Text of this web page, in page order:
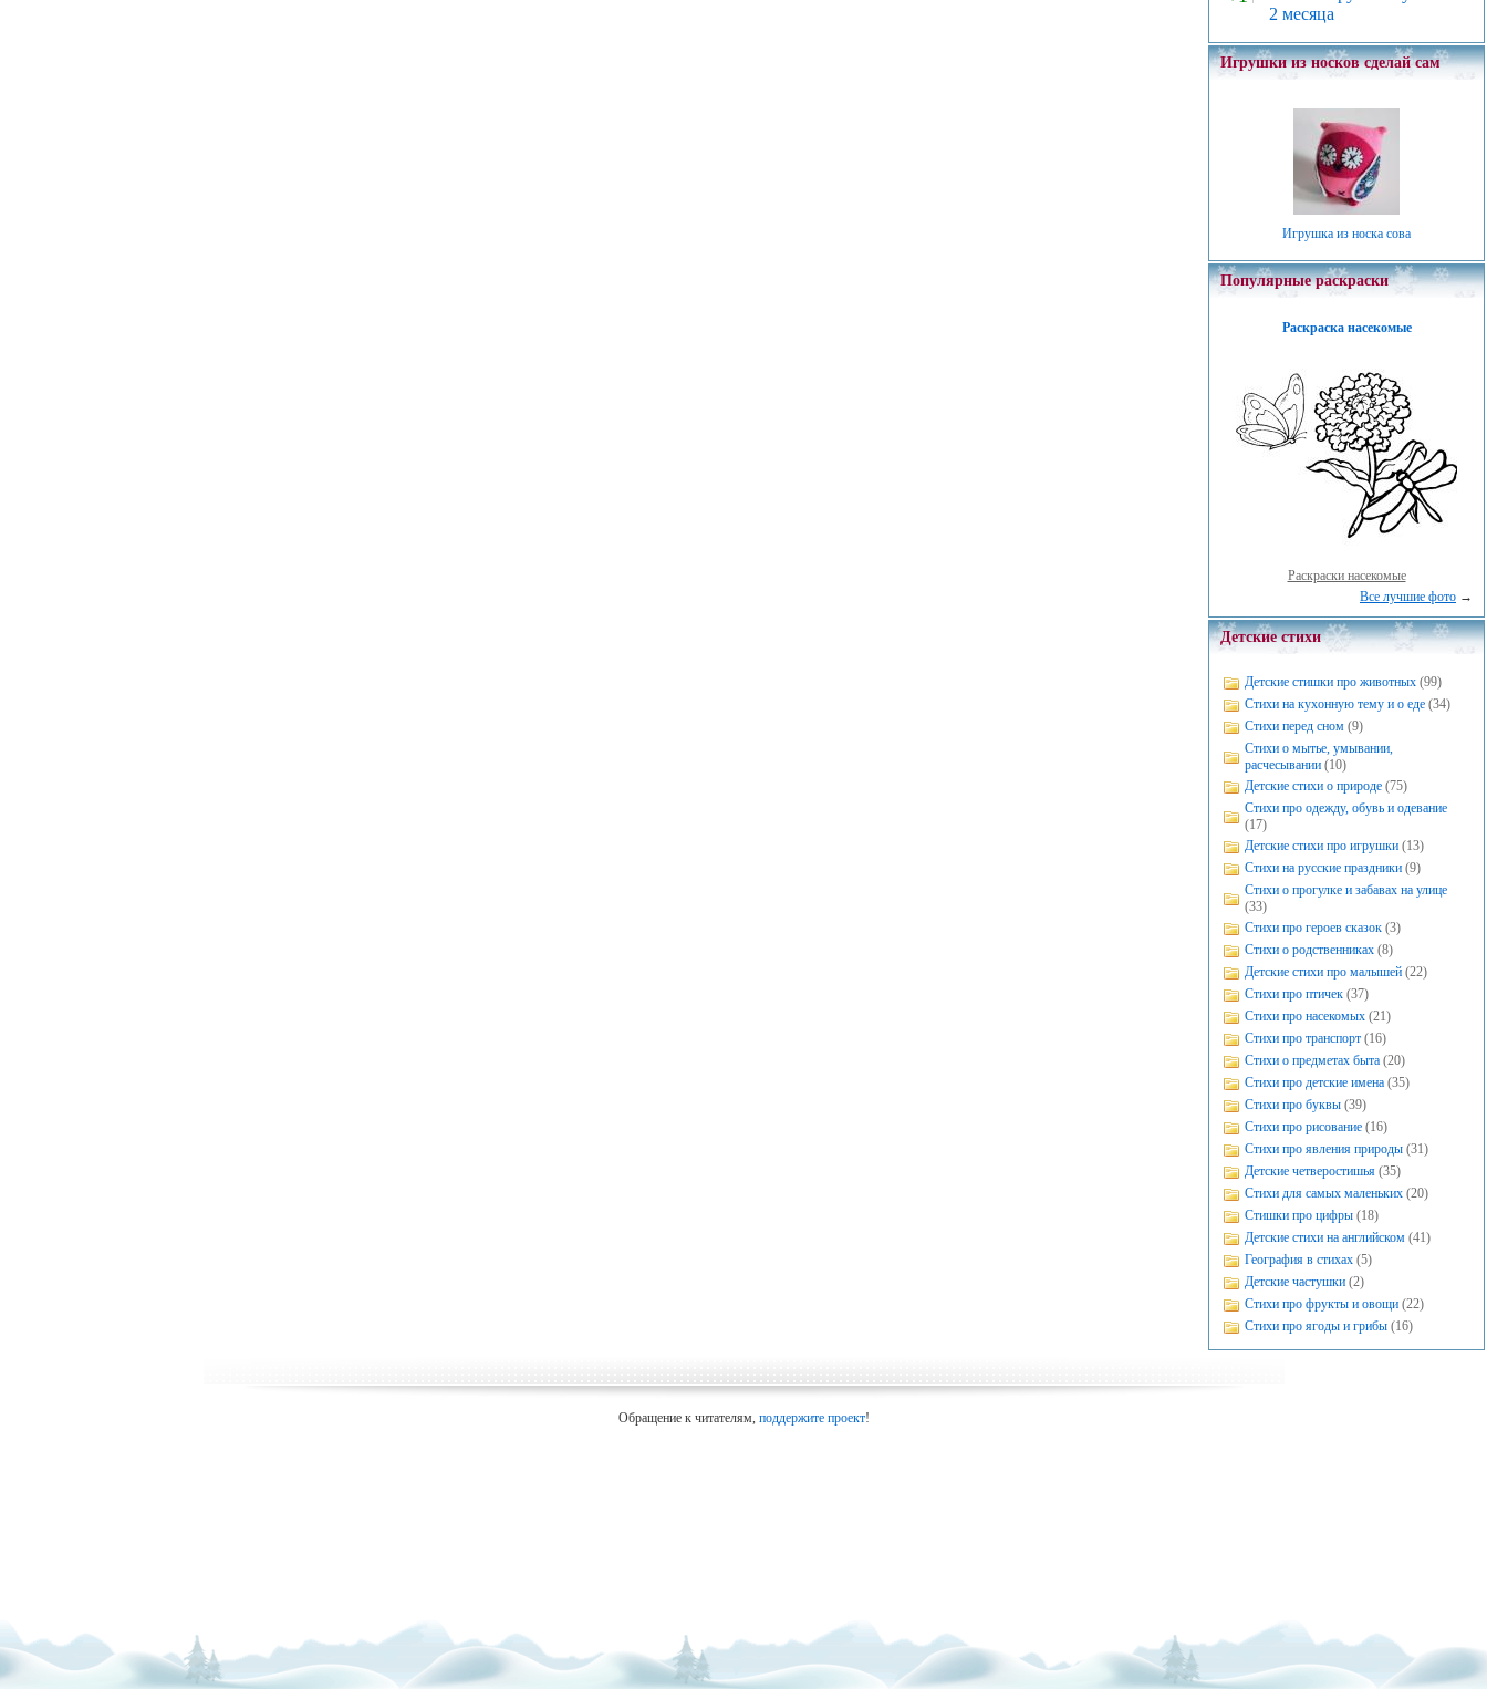
2 месяца
Игрушки из носков сделай сам
Игрушка из носка сова
Популярные раскраски
Раскраска насекомые
Раскраски насекомые
Все лучшие фото →
Детские стихи
Детские стишки про животных (99)
Стихи на кухонную тему и о еде (34)
Стихи перед сном (9)
Стихи о мытье, умывании,
расчесывании (10)
Детские стихи о природе (75)
Стихи про одежду, обувь и одевание
(17)
Детские стихи про игрушки (13)
Стихи на русские праздники (9)
Стихи о прогулке и забавах на улице
(33)
Стихи про героев сказок (3)
Стихи о родственниках (8)
Детские стихи про малышей (22)
Стихи про птичек (37)
Стихи про насекомых (21)
Стихи про транспорт (16)
Стихи о предметах быта (20)
Стихи про детские имена (35)
Стихи про буквы (39)
Стихи про рисование (16)
Стихи про явления природы (31)
Детские четверостишья (35)
Стихи для самых маленьких (20)
Стишки про цифры (18)
Детские стихи на английском (41)
География в стихах (5)
Детские частушки (2)
Стихи про фрукты и овощи (22)
Стихи про ягоды и грибы (16)
Обращение к читателям, поддержите проект!